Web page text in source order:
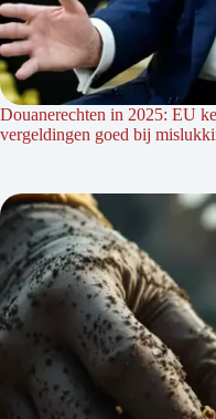
Douanerechten in 2025: EU
vergeldingen goed bij